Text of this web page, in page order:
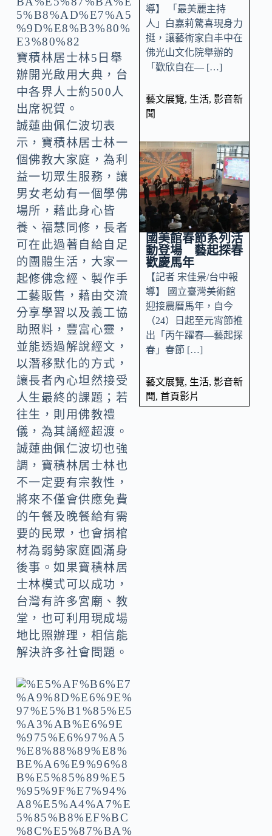
寶積林居士林5日舉
辦開光啟用大典，台
中各界人士約500人
出席祝賀。
誠蓮曲佩仁波切表
示，寶積林居士林一
個佛教大家庭，為利
益一切眾生服務，讓
男女老幼有一個學佛
場所，藉此身心皆
養、福慧同修，長者
可在此過著自給自足
的團體生活，大家一
起修佛念經、製作手
工藝販售，藉由交流
分享學習以及義工協
助照料，豐富心靈，
並能透過解說經文，
以潛移默化的方式，
讓長者內心坦然接受
人生最終的課題；若
往生，則用佛教禮
儀，為其誦經超渡。
誠蓮曲佩仁波切也強
調，寶積林居士林也
不一定要有宗教性，
將來不僅會供應免費
的午餐及晚餐給有需
要的民眾，也會捐棺
材為弱勢家庭圓滿身
後事。如果寶積林居
士林模式可以成功，
台灣有許多宮廟、教
堂，也可利用現成場
地比照辦理，相信能
解決許多社會問題。
導】 「最美麗主持
人」白嘉莉驚喜現身力
挺，讓藝術家白丰中在
佛光山文化院舉辦的
「歡欣自在— […]
藝文展覽, 生活, 影音新
聞
國美館春節系列活
動登場 藝起探春
歡慶馬年
【記者 宋佳景/台中報
導】 國立臺灣美術館
迎接農曆馬年，自今
（24）日起至元宵節推
出「丙午躍春—藝起探
春」春節 […]
藝文展覽, 生活, 影音新
聞, 首頁影片